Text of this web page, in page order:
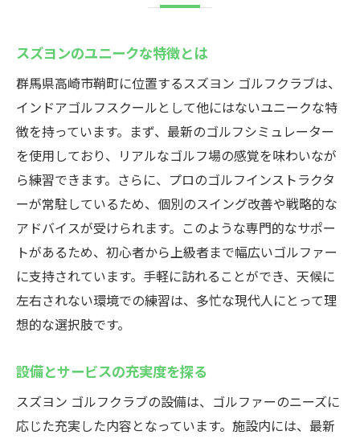
スズヨンのユニークな特徴とは
群馬県高崎市鞘町に位置するスズヨン ゴルフクラブは、
インドアゴルフスクールとして他にはないユニークな特
徴を持っています。まず、最新のゴルフシミュレーター
を使用しており、リアルなゴルフ場の感覚を味わいなが
ら練習できます。さらに、プロのゴルフインストラクタ
ーが常駐しているため、個別のスイング改善や戦略的な
アドバイスが受けられます。このような専門的なサポー
トがあるため、初心者から上級者まで幅広いゴルファー
に支持されています。手軽に訪れることができ、天候に
左右されない環境での練習は、多忙な現代人にとって理
想的な選択肢です。
設備とサービスの充実度を探る
スズヨン ゴルフクラブの設備は、ゴルファーのニーズに
応じた充実した内容となっています。施設内には、最新